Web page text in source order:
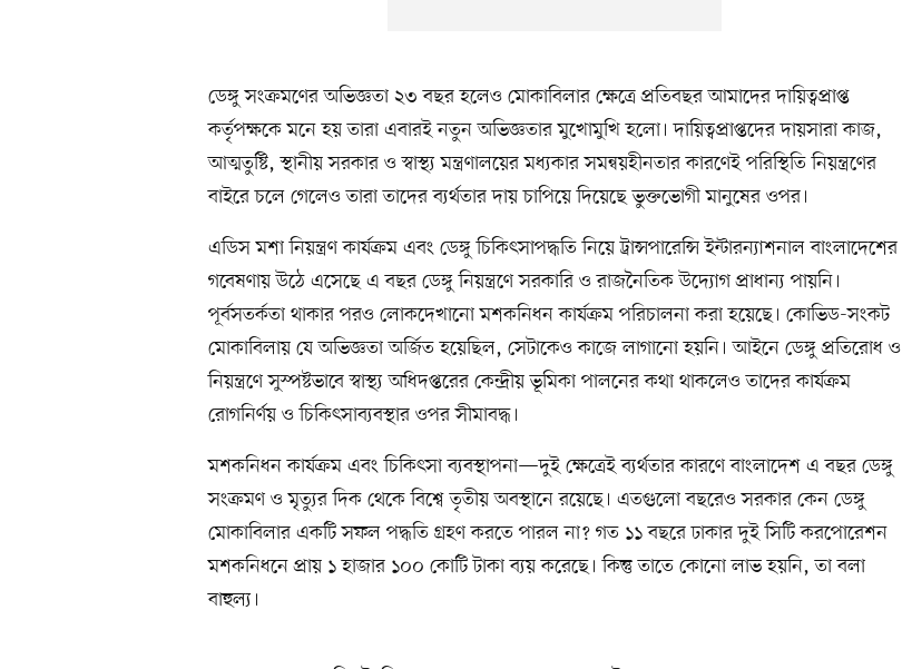
ডেঙ্গু সংক্রমণের অভিজ্ঞতা ২৩ বছর হলেও মোকাবিলার ক্ষেত্রে প্রতিবছর আমাদের দায়িত্বপ্রাপ্ত
কর্তৃপক্ষকে মনে হয় তারা এবারই নতুন অভিজ্ঞতার মুখোমুখি হলো। দায়িত্বপ্রাপ্তদের দায়সারা কাজ,
আত্মতুষ্টি, স্থানীয় সরকার ও স্বাস্থ্য মন্ত্রণালয়ের মধ্যকার সমন্বয়হীনতার কারণেই পরিস্থিতি নিয়ন্ত্রণের
বাইরে চলে গেলেও তারা তাদের ব্যর্থতার দায় চাপিয়ে দিয়েছে ভুক্তভোগী মানুষের ওপর।
এডিস মশা নিয়ন্ত্রণ কার্যক্রম এবং ডেঙ্গু চিকিৎসাপদ্ধতি নিয়ে ট্রান্সপারেন্সি ইন্টারন্যাশনাল বাংলাদেশের
গবেষণায় উঠে এসেছে এ বছর ডেঙ্গু নিয়ন্ত্রণে সরকারি ও রাজনৈতিক উদ্যোগ প্রাধান্য পায়নি।
পূর্বসতর্কতা থাকার পরও লোকদেখানো মশকনিধন কার্যক্রম পরিচালনা করা হয়েছে। কোভিড-সংকট
মোকাবিলায় যে অভিজ্ঞতা অর্জিত হয়েছিল, সেটাকেও কাজে লাগানো হয়নি। আইনে ডেঙ্গু প্রতিরোধ ও
নিয়ন্ত্রণে সুস্পষ্টভাবে স্বাস্থ্য অধিদপ্তরের কেন্দ্রীয় ভূমিকা পালনের কথা থাকলেও তাদের কার্যক্রম
রোগনির্ণয় ও চিকিৎসাব্যবস্থার ওপর সীমাবদ্ধ।
মশকনিধন কার্যক্রম এবং চিকিৎসা ব্যবস্থাপনা—দুই ক্ষেত্রেই ব্যর্থতার কারণে বাংলাদেশ এ বছর ডেঙ্গু
সংক্রমণ ও মৃত্যুর দিক থেকে বিশ্বে তৃতীয় অবস্থানে রয়েছে। এতগুলো বছরেও সরকার কেন ডেঙ্গু
মোকাবিলার একটি সফল পদ্ধতি গ্রহণ করতে পারল না? গত ১১ বছরে ঢাকার দুই সিটি করপোরেশন
মশকনিধনে প্রায় ১ হাজার ১০০ কোটি টাকা ব্যয় করেছে। কিন্তু তাতে কোনো লাভ হয়নি, তা বলা
বাহুল্য।